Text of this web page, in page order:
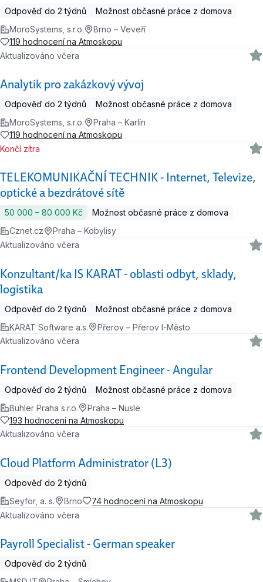
Odpověď do 2 týdnů
Možnost občasné práce z domova
MoroSystems, s.r.o.
Brno – Veveří
119 hodnocení na Atmoskopu
Analytik pro zakázkový vývoj
Aktualizováno včera
Odpověď do 2 týdnů
Možnost občasné práce z domova
MoroSystems, s.r.o.
Praha – Karlín
119 hodnocení na Atmoskopu
TELEKOMUNIKAČNÍ TECHNIK - Internet, Televize,
optické a bezdrátové sítě
Končí zítra
50 000 ‍–‍ 80 000 Kč
Možnost občasné práce z domova
Cznet.cz
Praha – Kobylisy
Konzultant/ka IS KARAT - oblasti odbyt, sklady,
logistika
Aktualizováno včera
Odpověď do 2 týdnů
Možnost občasné práce z domova
KARAT Software a.s.
Přerov – Přerov I-Město
Frontend Development Engineer - Angular
Aktualizováno včera
Odpověď do 2 týdnů
Možnost občasné práce z domova
Bühler Praha s.r.o.
Praha – Nusle
193 hodnocení na Atmoskopu
Cloud Platform Administrator (L3)
Aktualizováno včera
Odpověď do 2 týdnů
Seyfor, a. s.
Brno 74 hodnocení na Atmoskopu
Payroll Specialist - German speaker
Aktualizováno včera
Odpověď do 2 týdnů